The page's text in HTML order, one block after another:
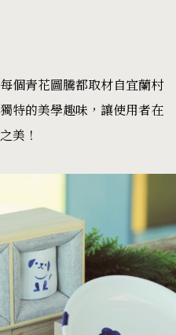
個青花圖騰都取材自宜蘭村
特的美學趣味，讓使用者在
美！